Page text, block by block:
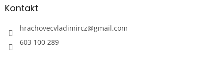
aKontakt
hrachovecvladimircz@gmail.com
603 100 289